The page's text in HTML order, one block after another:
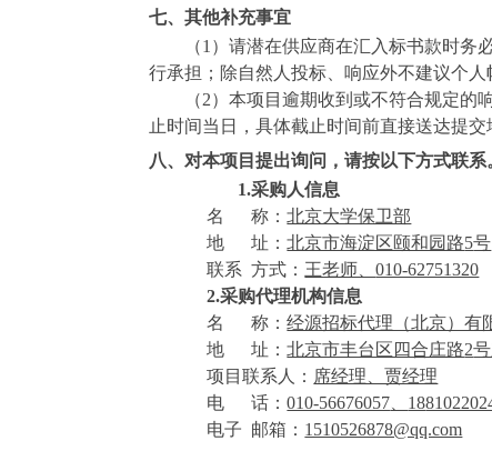
七、其他补充事宜
（1 ）请潜在供应商在汇入标书款时务
行承担；除自然人投标、响应外不建议个
（2）本项目逾期收到或不符合规定的
止时间当日，具体截止时间前直接送达提
八、对本项目提出询问，请按以下方式联系
1.采购人信息
名
称：北京大学保卫部
地
址：北京市海淀区颐和园路5号
联系 方式： 王老师、010-62751320
2.采购代理机构信息
名
称：经源招标代理（北京）有
地
址：北京市丰台区四合庄路2
项目联系人： 席经理、贾经理
电
话：010-56676057 18
电子 邮箱： 1510526878@qq.com